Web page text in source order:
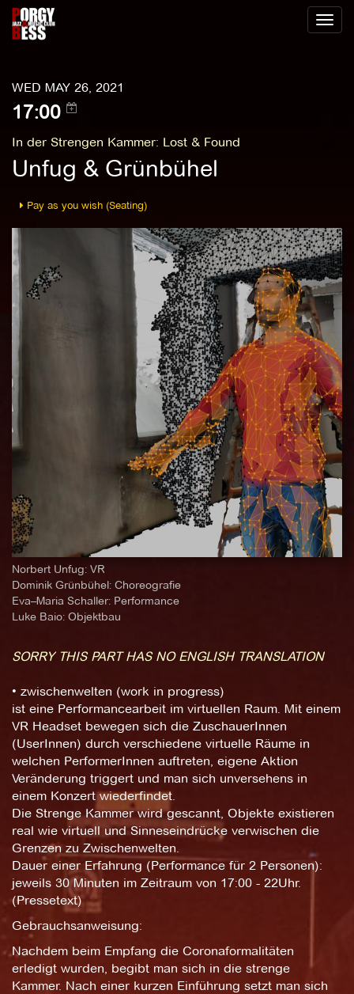
Toggle
WED MAY 26, 2021
17:00
In der Strengen Kammer: Lost & Found
Unfug & Grünbühel
Pay as you wish (Seating)
Norbert Unfug: VR
Dominik Grünbühel: Choreografie
Eva–Maria Schaller: Performance
Luke Baio: Objektbau
SORRY THIS PART HAS NO ENGLISH TRANSLATION
• zwischenwelten (work in progress)
ist eine Performancearbeit im virtuellen Raum. Mit einem
VR Headset bewegen sich die ZuschauerInnen
(UserInnen) durch verschiedene virtuelle Räume in
welchen PerformerInnen auftreten, eigene Aktion
Veränderung triggert und man sich unversehens in
einem Konzert wiederfindet.
Die Strenge Kammer wird gescannt, Objekte existieren
real wie virtuell und Sinneseindrücke verwischen die
Grenzen zu Zwischenwelten.
Dauer einer Erfahrung (Performance für 2 Personen):
jeweils 30 Minuten im Zeitraum von 17:00 - 22Uhr.
(Pressetext)
Gebrauchsanweisung:
Nachdem beim Empfang die Coronaformalitäten
erledigt wurden, begibt man sich in die strenge
Kammer. Nach einer kurzen Einführung setzt man sich